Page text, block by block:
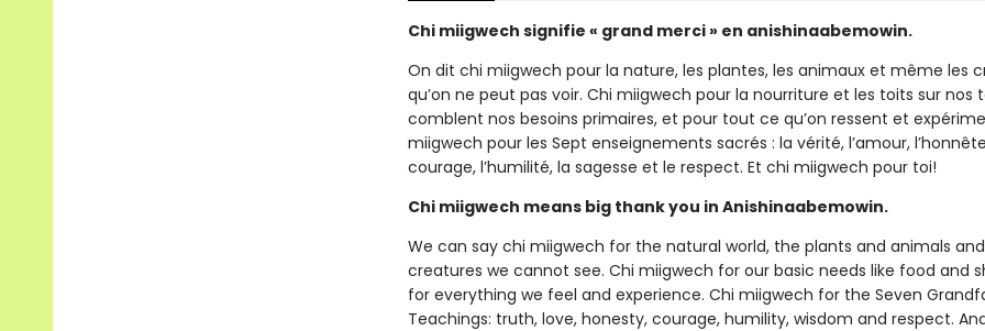
Chi miigwech signifie « grand merci » en anishinaabemowin.
On dit chi miigwech pour la nature, les plantes, les animaux et même les
qu’on ne peut pas voir. Chi miigwech pour la nourriture et les toits sur nos
comblent nos besoins primaires, et pour tout ce qu’on ressent et
miigwech pour les Sept enseignements sacrés : la vérité, l’amour,
courage, l’humilité, la sagesse et le respect. Et chi miigwech pour toi!
Chi miigwech means big thank you in Anishinaabemowin.
We can say chi miigwech for the natural world, the plants and animals
creatures we cannot see. Chi miigwech for our basic needs like food and
for everything we feel and experience. Chi miigwech for the Seven
Teachings: truth, love, honesty, courage, humility, wisdom and respect.